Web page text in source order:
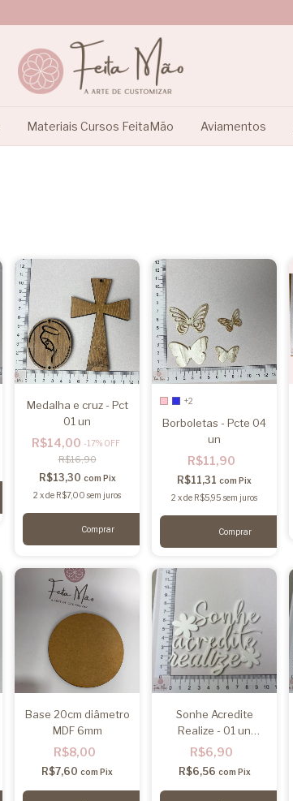
Materiais Cursos FeitaMão Aviamentos
Medalha e cruz - Pct
01 un
R$14,00 -17% OFF
R$16,90
R$13,30 com Pix
2 xde R$7,00 sem juros
+2
Borboletas - Pcte 04
un
R$11,90
R$11,31 com Pix
2 xde R$5,95 sem juros
Comprar
Base 20cm diâmetro
MDF 6mm
R$8,00
R$7,60 com Pix
Sonhe Acredite
Realize - 01 un
Branco
R$6,90
R$6,56 com Pix